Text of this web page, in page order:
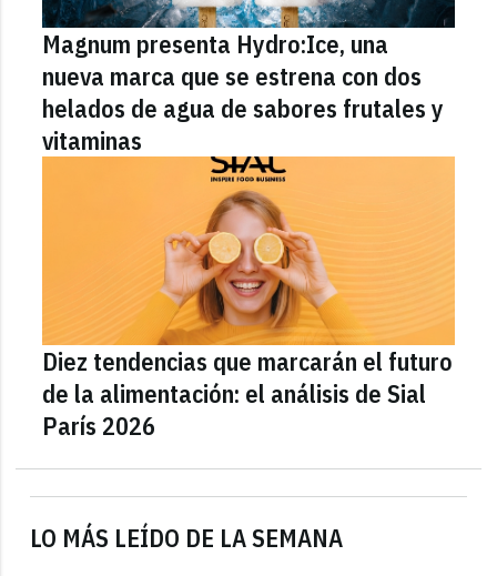
LO MÁS LEÍDO DE LA SEMANA
Magnum presenta Hydro:Ice, una
nueva marca que se estrena con dos
helados de agua de sabores frutales y
vitaminas
Diez tendencias que marcarán el futuro
de la alimentación: el análisis de Sial
París 2026